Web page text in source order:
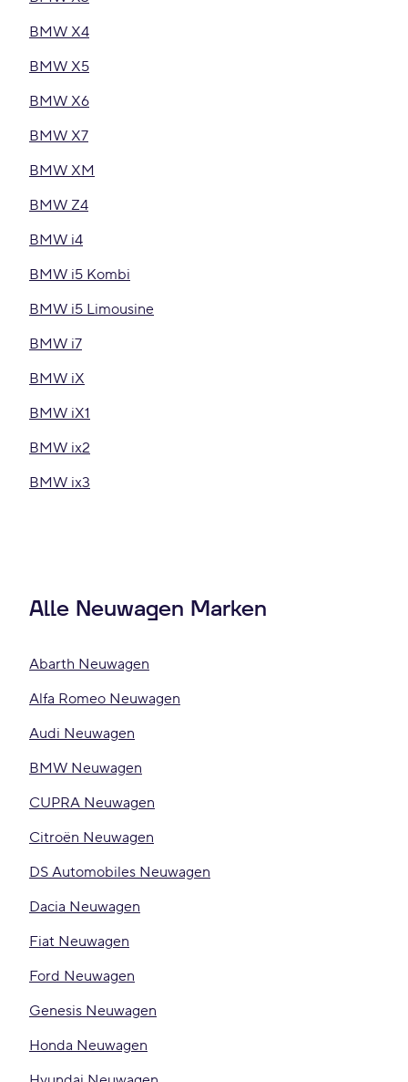
BMW X4
BMW X5
BMW X6
BMW X7
BMW XM
BMW Z4
BMW i4
BMW i5 Kombi
BMW i5 Limousine
BMW i7
BMW iX
BMW iX1
BMW ix2
BMW ix3
Alle Neuwagen Marken
Abarth Neuwagen
Alfa Romeo Neuwagen
Audi Neuwagen
BMW Neuwagen
CUPRA Neuwagen
Citroën Neuwagen
DS Automobiles Neuwagen
Dacia Neuwagen
Fiat Neuwagen
Ford Neuwagen
Genesis Neuwagen
Honda Neuwagen